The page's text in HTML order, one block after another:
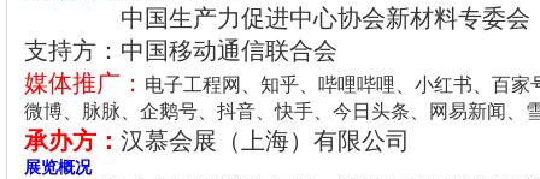
中国生产力促进中心协会新材料专委会
支持方：中国移动通信联合会
媒体推广： 电子工程网、知乎、哔哩哔哩、小红书、百家
微博、脉脉、企鹅号、抖音、快手、今日头条、网易新闻、
承办方： 汉慕会展（上海）有限公司
展览概况